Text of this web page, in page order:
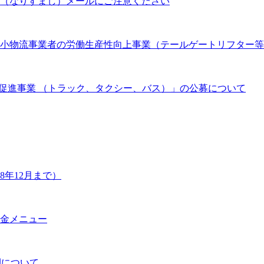
物流事業者の労働生産性向上事業（テールゲートリフター等
進事業 （トラック、タクシー、バス）」の公募について
12月まで）
メニュー